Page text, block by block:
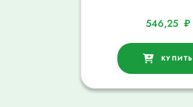
546,25 ₽
КУПИТЬ